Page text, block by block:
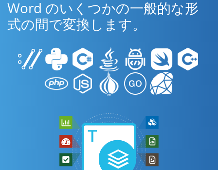
Word のいくつかの一般的な形
式の間で変換します。